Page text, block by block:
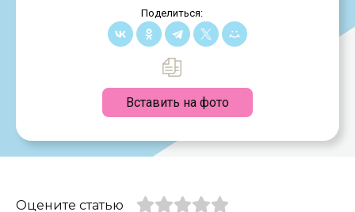
Поделиться:
Вставить на фото
Оцените статью